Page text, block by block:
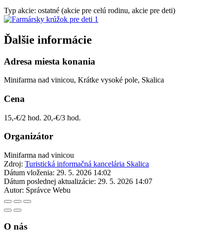
Typ akcie: ostatné (akcie pre celú rodinu, akcie pre deti)
Ďalšie informácie
Adresa miesta konania
Minifarma nad vinicou, Krátke vysoké pole, Skalica
Cena
15,-€/2 hod. 20,-€/3 hod.
Organizátor
Minifarma nad vinicou
Zdroj: Turistická informačná kancelária Skalica
Dátum vloženia: 29. 5. 2026 14:02
Dátum poslednej aktualizácie: 29. 5. 2026 14:07
Autor: Správce Webu
O nás